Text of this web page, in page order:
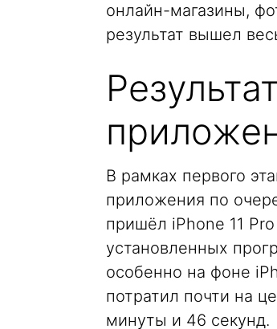
онлайн-магазины,
результат вышел
В рамках первого
приложения по
пришёл iPhone 11
установленных
особенно на фоне
потратил почти на
минуты и 46 секунд.